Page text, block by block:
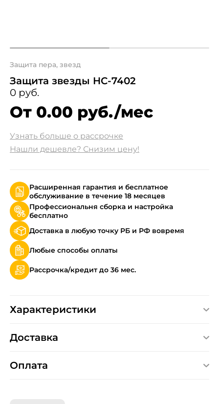
Защита пера, звезд
Защита звезды HC-7402
0 руб.
От 0.00 руб./мес
Узнать больше о рассрочке
Нашли дешевле? Снизим цену!
Расширенная гарантия и бесплатное
обслуживание в течение 18 месяцев
Профессиональня сборка и настройка
бесплатно
Доставка в любую точку РБ и РФ вовремя
Любые способы оплаты
Рассрочка/кредит до 36 мес.
Характеристики
Доставка
Оплата